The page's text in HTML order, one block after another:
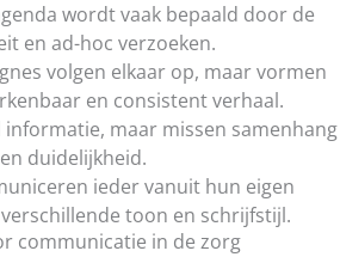
wordt vaak bepaald door de
en ad-hoc verzoeken.
volgen elkaar op, maar vormen
en consistent verhaal.
maar missen samenhang
en duidelijkheid.
ieder vanuit hun eigen
toon en schrijfstijl.
communicatie in de zorg